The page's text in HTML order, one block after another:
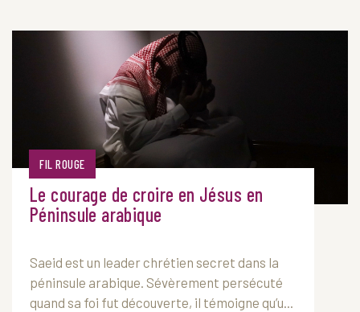
FIL ROUGE
Le courage de croire en Jésus en
Péninsule arabique
Saeid est un leader chrétien secret dans la
péninsule arabique. Sévèrement persécuté
quand sa foi fut découverte, il témoigne qu’u...